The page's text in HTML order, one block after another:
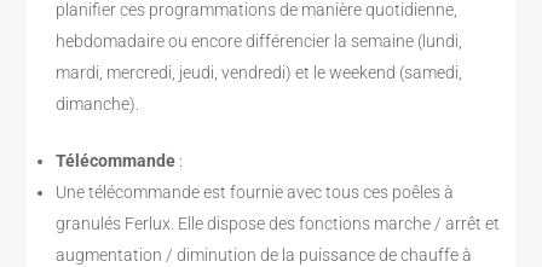
planifier ces programmations de manière quotidienne,
hebdomadaire ou encore différencier la semaine (lundi,
mardi, mercredi, jeudi, vendredi) et le weekend (samedi,
dimanche).
Télécommande :
Une télécommande est fournie avec tous ces poêles à
granulés Ferlux. Elle dispose des fonctions marche / arrêt et
augmentation / diminution de la puissance de chauffe à